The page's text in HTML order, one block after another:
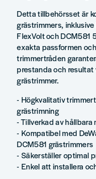
Detta tillbehörsset är
grästrimmers,
FlexVolt och DCM581
exakta passformen
trimmertråden
prestanda och
grästrimmer.
- Högkvalitativ
grästrimning
- Tillverkad av
- Kompatibel med
DCM581 grästrimmers
- Säkerställer optimal
- Enkel att installera